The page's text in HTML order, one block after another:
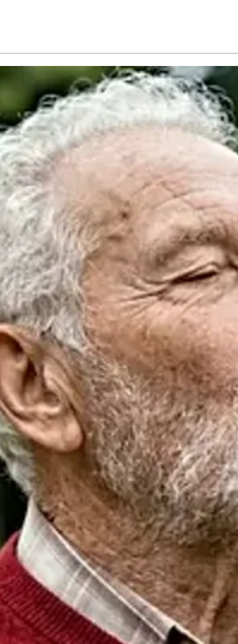
സ്കൂളുകളിൽ
നിർമ്മാണത്തിൽ
പാർട്ടി
നടന്നതായി
ജെയിൻ എന്നിവർ
UG) ചോദ്യപേപ്പർ ചോർച്ച
ചോദ്യപേപ്പർ
റെയ്ഡ് നടത്തി.
ചെയ്തതായി
തട്ടിപ്പ്
ഫലാഹ് ചാരിറ്റബിൾ
ഇ.ഡി കണ്ടെത്തി.